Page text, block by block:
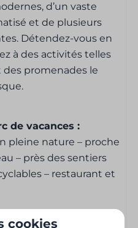
salle de bain
d’un vaste
et de plusieurs
Détendez-vous en
à des activités telles
des promenades le
de vacances :
pleine nature – proche
– près des sentiers
– restaurant et
cookies